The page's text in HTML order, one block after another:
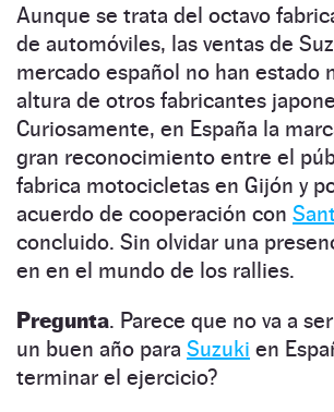
Aunque se trata del octavo
de automóviles, las ventas de
mercado español no han estado
altura de otros fabricantes
Curiosamente, en España la
gran reconocimiento entre el
fabrica motocicletas en Gijón y
acuerdo de cooperación con
concluido. Sin olvidar una
en en el mundo de los rallies.
Pregunta. Parece que no va a
un buen año para Suzuki en
terminar el ejercicio?